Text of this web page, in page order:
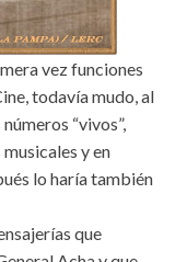
vez funciones
todavía mudo, al
“vivos”,
y en
lo haría también
que